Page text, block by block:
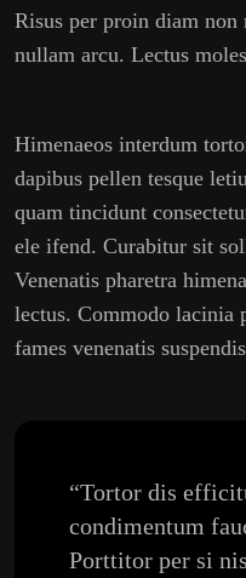
Risus per proin diam
nullam arcu. Lectus
Himenaeos interdum
dapibus pellen tesque
quam tincidunt
ele ifend. Curabitur sit
Venenatis pharetra
lectus. Commodo lacinia
fames venenatis
“Tortor dis
condimentum
Porttitor per si